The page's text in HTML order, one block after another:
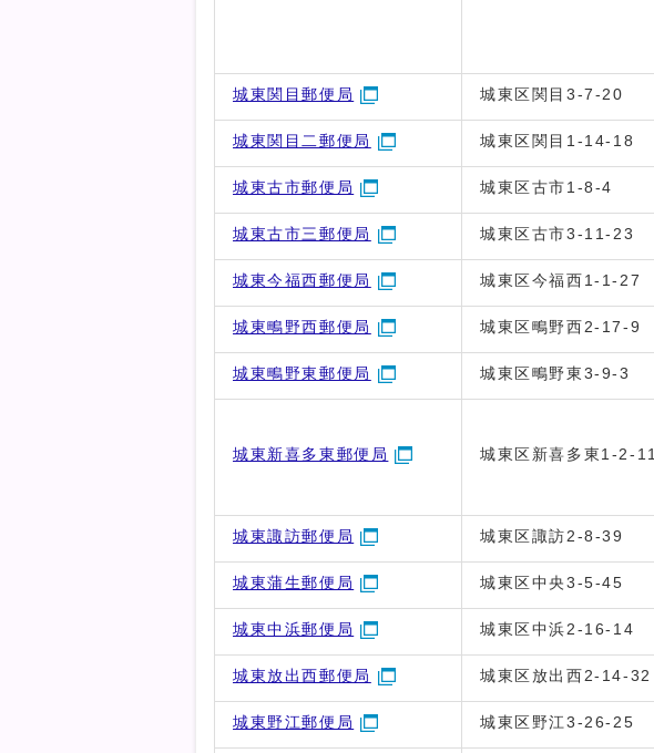
城東関目郵便局 城東区関目3-7-20
城東関目二郵便局 城東区関目1-14-18
城東古市郵便局 城東区古市1-8-4
城東古市三郵便局 城東区古市3-11-23
城東今福西郵便局 城東区今福西1-1-27
城東鴫野西郵便局 城東区鴫野西2-17-9
城東鴫野東郵便局 城東区鴫野東3-9-3
城東新喜多東郵便局 城東区新喜多東1-2-11
城東諏訪郵便局 城東区諏訪2-8-39
城東蒲生郵便局 城東区中央3-5-45
城東中浜郵便局 城東区中浜2-16-14
城東放出西郵便局 城東区放出西2-14-32
城東野江郵便局 城東区野江3-26-25